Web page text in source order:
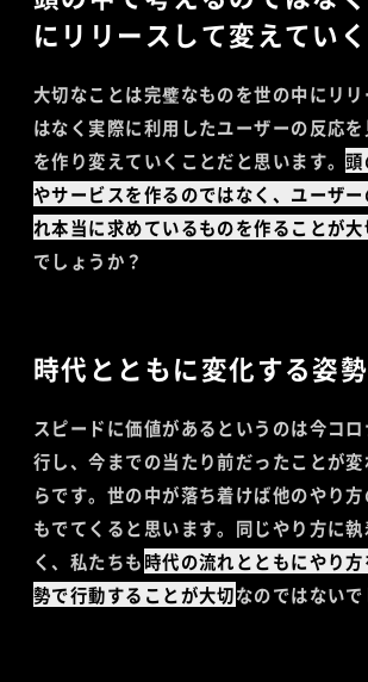
にリリースして変えていく
大切なことは完璧なものを世の中にリ
はなく実際に利用したユーザーの反応
を作り変えていくことだと思います。
やサービスを作るのではなく、ユーザ
れ本当に求めているものを作ることが大
でしょうか？
時代とともに変化する姿
スピードに価値があるというのは今コ
行し、今までの当たり前だったことが
らです。世の中が落ち着けば他のやり
もでてくると思います。同じやり方に
く、私たちも時代の流れとともにやり
勢で行動することが大切なのではないで